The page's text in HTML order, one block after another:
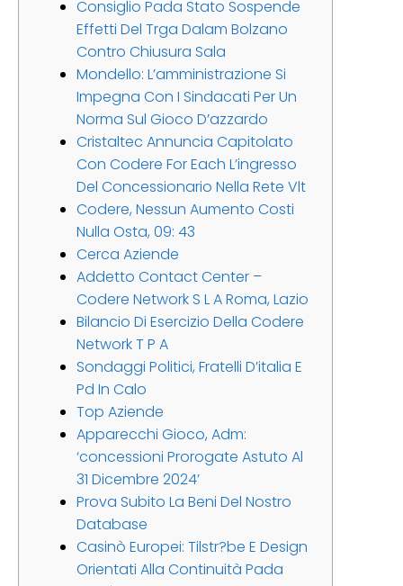
Consiglio Pada Stato Sospende
Effetti Del Trga Dalam Bolzano
Contro Chiusura Sala
Mondello: L’amministrazione Si
Impegna Con I Sindacati Per Un
Norma Sul Gioco D’azzardo
Cristaltec Annuncia Capitolato
Con Codere For Each L’ingresso
Del Concessionario Nella Rete Vlt
Codere, Nessun Aumento Costi
Nulla Osta, 09: 43
Cerca Aziende
Addetto Contact Center –
Codere Network S L A Roma, Lazio
Bilancio Di Esercizio Della Codere
Network T P A
Sondaggi Politici, Fratelli D’italia E
Pd In Calo
Top Aziende
Apparecchi Gioco, Adm:
‘concessioni Prorogate Astuto Al
31 Dicembre 2024’
Prova Subito La Beni Del Nostro
Database
Casinò Europei: Tilstr?be E Design
Orientati Alla Continuità Pada